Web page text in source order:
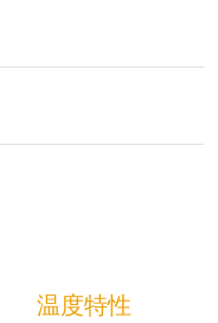
温度特性